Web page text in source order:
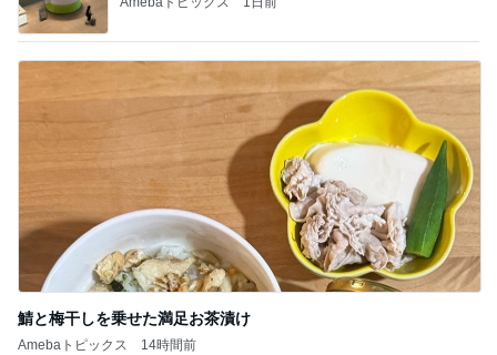
鯖と梅干しを乗せた満足お茶漬け
Amebaトピックス 14時間前